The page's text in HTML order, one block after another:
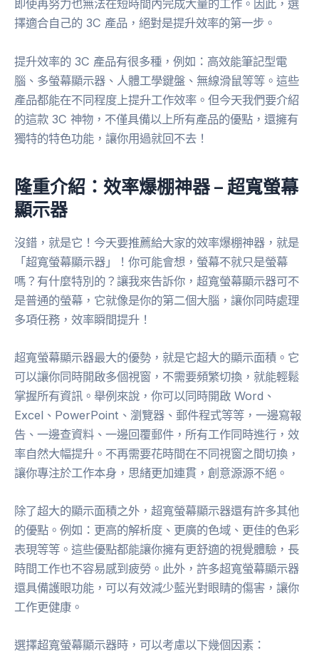
即使再努力也無法在短時間內完成大量的工作。因此，選
擇適合自己的 3C 產品，絕對是提升效率的第一步。
提升效率的 3C 產品有很多種，例如：高效能筆記型電
腦、多螢幕顯示器、人體工學鍵盤、無線滑鼠等等。這些
產品都能在不同程度上提升工作效率。但今天我們要介紹
的這款 3C 神物，不僅具備以上所有產品的優點，還擁有
獨特的特色功能，讓你用過就回不去！
隆重介紹：效率爆棚神器 – 超寬螢幕
顯示器
沒錯，就是它！今天要推薦給大家的效率爆棚神器，就是
「超寬螢幕顯示器」！你可能會想，螢幕不就只是螢幕
嗎？有什麼特別的？讓我來告訴你，超寬螢幕顯示器可不
是普通的螢幕，它就像是你的第二個大腦，讓你同時處理
多項任務，效率瞬間提升！
超寬螢幕顯示器最大的優勢，就是它超大的顯示面積。它
可以讓你同時開啟多個視窗，不需要頻繁切換，就能輕鬆
掌握所有資訊。舉例來說，你可以同時開啟 Word、
Excel、PowerPoint、瀏覽器、郵件程式等等，一邊寫報
告、一邊查資料、一邊回覆郵件，所有工作同時進行，效
率自然大幅提升。不再需要花時間在不同視窗之間切換，
讓你專注於工作本身，思緒更加連貫，創意源源不絕。
除了超大的顯示面積之外，超寬螢幕顯示器還有許多其他
的優點。例如：更高的解析度、更廣的色域、更佳的色彩
表現等等。這些優點都能讓你擁有更舒適的視覺體驗，長
時間工作也不容易感到疲勞。此外，許多超寬螢幕顯示器
還具備護眼功能，可以有效減少藍光對眼睛的傷害，讓你
工作更健康。
選擇超寬螢幕顯示器時，可以考慮以下幾個因素：